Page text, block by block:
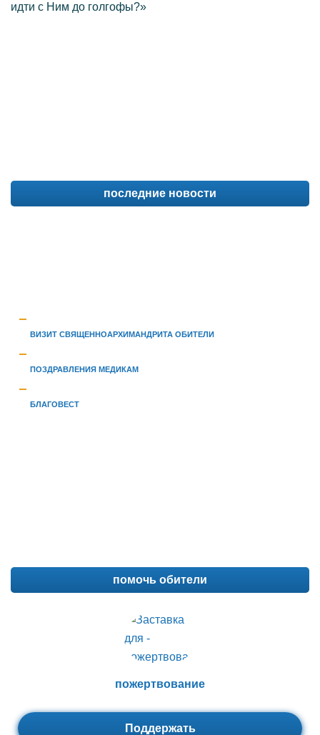
идти с Ним до голгофы?»
последние новости
ВИЗИТ СВЯЩЕННОАРХИМАНДРИТА ОБИТЕЛИ
ПОЗДРАВЛЕНИЯ МЕДИКАМ
БЛАГОВЕСТ
помочь обители
пожертвование
Поддержать